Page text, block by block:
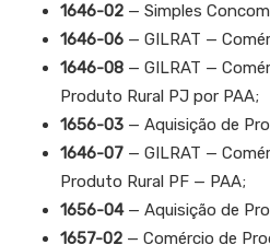
1646-02 — Simples
1646-06 — GILRAT —
1646-08 — GILRAT —
Produto Rural PJ por PAA;
1656-03 — Aquisição de
1646-07 — GILRAT —
Produto Rural PF — PAA;
1656-04— Aquisição de
1657-02 — Comércio de